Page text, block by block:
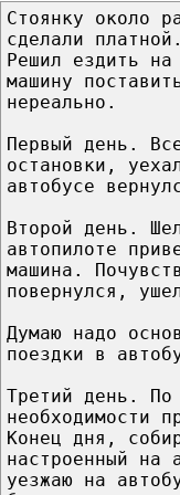
Стоянку около
сделали платной.
Решил ездить
машину
нереально.
Первый день.
остановки,
автобусе
Второй день.
автопилоте
машина.
повернулся,
Думаю надо
поездки в
Третий день. По
необходимости
Конец дня,
настроенный на
уезжаю на